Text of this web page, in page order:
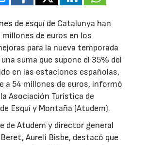
de esquí de Catalunya han
de euros en los
para la nueva temporada
suma que supone el 35% del
en las estaciones españolas,
a 54 millones de euros, informó
Asociación Turística de
Esquí y Montaña (Atudem).
de Atudem y director general
Aureli Bisbe, destacó que